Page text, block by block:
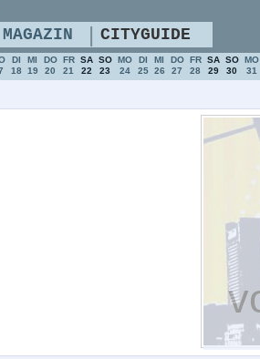
MAGAZIN | CITYGUIDE
DI
18
MI
19
DO
20
FR
21
SA
22
SO
23
MO
24
DI
25
MI
26
DO
27
FR
28
SA
29
SO
30
MO
31